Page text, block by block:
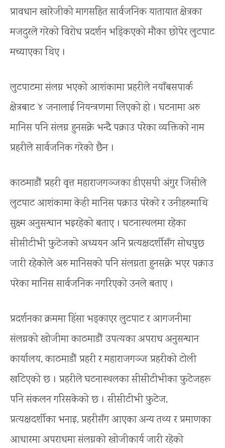
प्रावधान खारेजीको मागसहित सार्वजनिक यातायात क्षेत्रका
मजदुरले गरेको विरोध प्रदर्शन भड्किएको मौका छोपेर लुटपाट
मच्याएका थिए ।
लुटपाटमा संलग्न भएको आशंकामा प्रहरीले नयाँबसपार्क
क्षेत्रबाट ४ जनालाई नियन्त्रणमा लिएको हो । घटनामा अरु
मानिस पनि संलग्न हुनसक्ने भन्दै पक्राउ परेका व्यक्तिको नाम
प्रहरीले सार्वजनिक गरेको छैन ।
काठमाडौं प्रहरी वृत्त महाराजगञ्जका डीएसपी अंगुर जिसीले
लुटपाट आशंकामा केही मानिस पक्राउ परेको र उनीहरुमाथि
सुक्ष्म अनुसन्धान भइरहेको बताए । घटनास्थलमा रहेका
सीसीटीभी फुटेजको अध्ययन अनि प्रत्यक्षदर्शीसँग सोधपुछ
जारी रहेकोले अरु मानिसको पनि संलग्नता हुनसक्ने भएर पक्राउ
परेका मानिस सार्वजनिक नगरिएको उनले बताए ।
प्रदर्शनका क्रममा हिंसा भड्काएर लुटपाट र आगजनीमा
संलग्नको खोजीमा काठमाडौं उपत्यका अपराध अनुसन्धान
कार्यालय, काठमाडौं प्रहरी र महाराजगञ्ज प्रहरीको टोली
खटिएको छ । प्रहरीले घटनास्थलका सीसीटीभीका फुटेजहरू
पनि संकलन गरिसकेको छ । सीसीटीभी फुटेज,
प्रत्यक्षदर्शीका भनाइ, प्रहरीसँग आएका अन्य तथ्य र प्रमाणका
आधारमा अपराधमा संलग्नको खोजीकार्य जारी रहेको